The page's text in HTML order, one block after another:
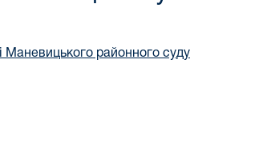
Маневицького районного суду